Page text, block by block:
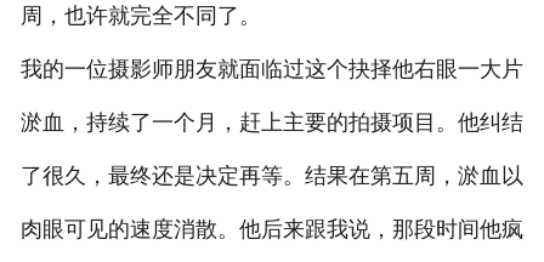
周，也许就完全不同了。
我的一位摄影师朋友就面临过这个抉择他右眼一大片
淤血，持续了一个月，赶上主要的拍摄项目。他纠结
了很久，最终还是决定再等。结果在第五周，淤血以
肉眼可见的速度消散。他后来跟我说，那段时间他疯